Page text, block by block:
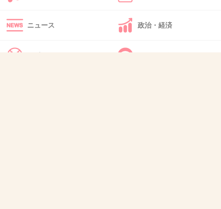
39. 匿名 2026/07/08(水) 17:43:20
モテるって表現が、なんかちょっと幼稚な感じ
ニュース 政治・経済